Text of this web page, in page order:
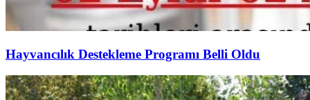
Hayvancılık Destekleme Programı Belli Oldu